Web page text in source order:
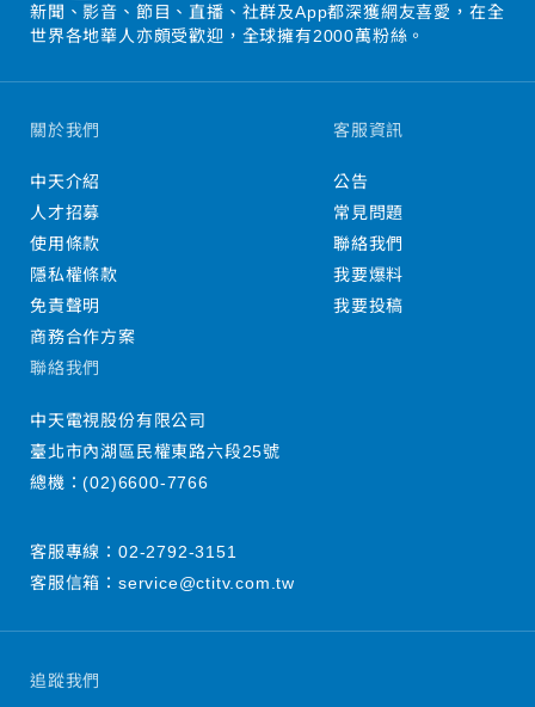
新聞、影音、節目、直播、社群及App都深獲網友喜愛，在全
世界各地華人亦頗受歡迎，全球擁有2000萬粉絲。
追蹤我們
關於我們
中天介紹
人才招募
使用條款
隱私權條款
免責聲明
商務合作方案
客服資訊
公告
常見問題
聯絡我們
我要爆料
我要投稿
聯絡我們
中天電視股份有限公司
臺北市內湖區民權東路六段25號
總機：(02)6600-7766
客服專線： 02-2792-3151
客服信箱： service@ctitv.com.tw